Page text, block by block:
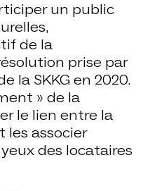
un public
de la
prise par
la SKKG en 2020.
» de la
le lien entre la
les associer
des locataires